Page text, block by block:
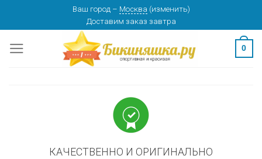
content
Ваш город – Москва (изменить)
Доставим заказ завтра
0
КАЧЕСТВЕННО И ОРИГИНАЛЬНО
изменить